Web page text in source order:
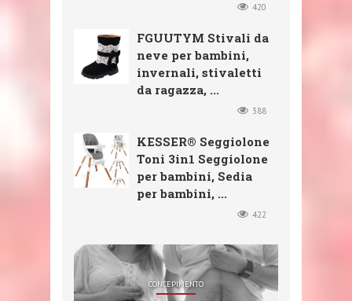
420
FGUUTYM Stivali da
neve per bambini,
invernali, stivaletti
da ragazza, ...
388
KESSER® Seggiolone
Toni 3in1 Seggiolone
per bambini, Sedia
per bambini, ...
422
CONCEPIMENTO
SHOP
SHOP
SHOP
SHOP